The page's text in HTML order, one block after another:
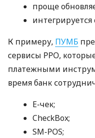
проще
К примеру, ПУМБ
сервисы РРО,
платежными
время банк
E-чек;
CheckBox;
SM-POS;